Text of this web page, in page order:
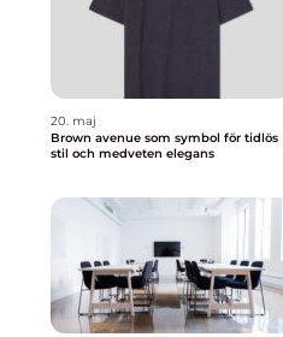
20. maj
Brown avenue som symbol för tidlös
stil och medveten elegans